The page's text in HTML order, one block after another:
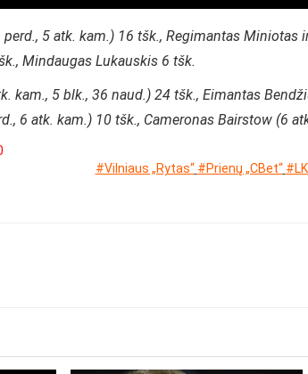
perd., 5 atk. kam.) 16 tšk., Regimantas Miniotas
Mindaugas Lukauskis 6 tšk.
kam., 5 blk., 36 naud.) 24 tšk., Eimantas
6 atk. kam.) 10 tšk., Cameronas Bairstow (6
#Vilniaus „Rytas“ #Prienų „CBet“